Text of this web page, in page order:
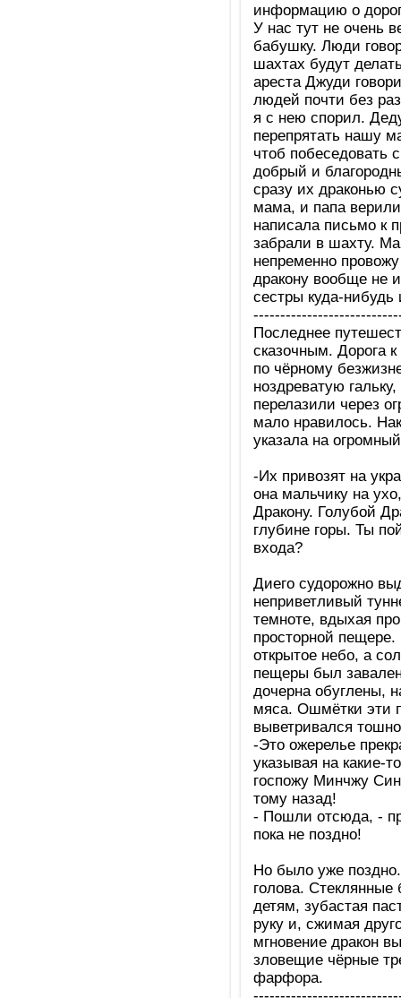
информацию о
У нас тут не очень
бабушку. Люди
шахтах будут
ареста Джуди
людей почти без
я с нею спорил.
перепрятать нашу
чтоб побеседовать
добрый и
сразу их драконью
мама, и папа
написала письмо к
забрали в шахту.
непременно
дракону вообще не
сестры куда-нибудь
Последнее
сказочным. Дорога
по чёрному
ноздреватую
перелазили через
мало нравилось.
указала на
-Их привозят на
она мальчику на
Дракону. Голубой
глубине горы. Ты
входа?
Диего судорожно
неприветливый
темноте, вдыхая
просторной
открытое небо, а
пещеры был
дочерна обуглены,
мяса. Ошмётки эти
выветривался
-Это ожерелье
указывая на какие-
госпожу Минчжу
тому назад!
- Пошли отсюда, -
пока не поздно!
Но было уже
голова.
детям, зубастая
руку и, сжимая
мгновение дракон
зловещие чёрные
фарфора.